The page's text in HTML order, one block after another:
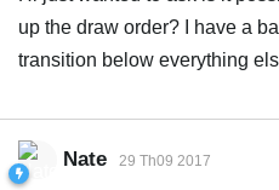
up the draw order? I have a
transition below everything
Nate 29 Th09 2017